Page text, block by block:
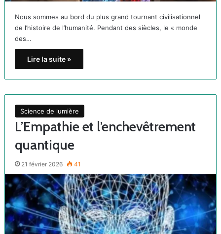
Nous sommes au bord du plus grand tournant civilisationnel
de l’histoire de l’humanité. Pendant des siècles, le « monde
des…
Lire la suite »
Science de lumière
L’Empathie et l’enchevêtrement
quantique
21 février 2026 41